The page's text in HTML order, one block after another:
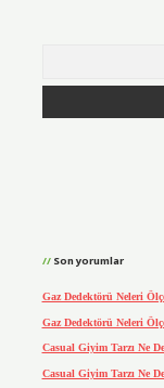
Son yorumlar
Gaz Dedektörü Neleri
Gaz Dedektörü Neleri
Casual Giyim Tarzı Ne
Casual Giyim Tarzı Ne